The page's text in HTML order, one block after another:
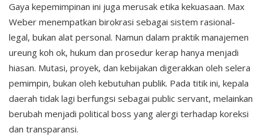
Gaya kepemimpinan ini juga merusak etika kekuasaan. Max
Weber menempatkan birokrasi sebagai sistem rasional-
legal, bukan alat personal. Namun dalam praktik manajemen
ureung koh ok, hukum dan prosedur kerap hanya menjadi
hiasan. Mutasi, proyek, dan kebijakan digerakkan oleh selera
pemimpin, bukan oleh kebutuhan publik. Pada titik ini, kepala
daerah tidak lagi berfungsi sebagai public servant, melainkan
berubah menjadi political boss yang alergi terhadap koreksi
dan transparansi.